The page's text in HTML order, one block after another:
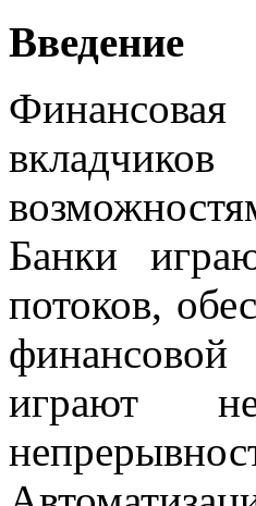
Введение
Финансовая
Банки
потоков,
играют